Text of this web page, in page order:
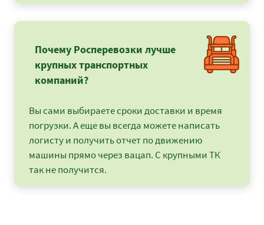
Почему Росперевозки лучше
крупных транспортных
компаний?
Вы сами выбираете сроки доставки и время
погрузки. А еще вы всегда можете написать
логисту и получить отчет по движению
машины прямо через вацап. С крупными ТК
так не получится.